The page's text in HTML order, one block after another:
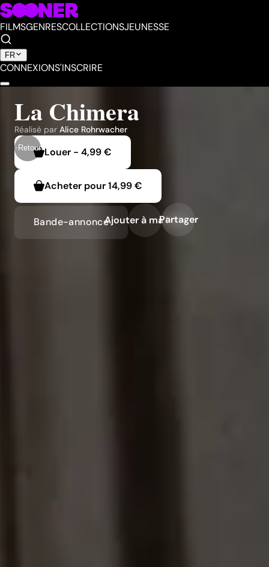
FILMSGENRESCOLLECTIONSJEUNESSE
FR
CONNEXIONS'INSCRIRE
Retour
La Chimera
Réalisé par Alice Rohrwacher
Louer - 4,99 €
Acheter pour14,99 €
Bande-annonceAjouter à ma liste
Partager